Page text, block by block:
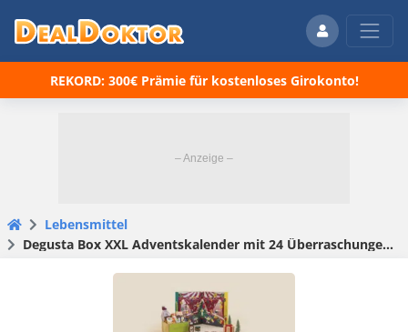
REKORD: 300€ Prämie für kostenloses Girokonto!
Lebensmittel
Degusta Box XXL Adventskalender mit 24 Überraschungen + GRATIS Degusta Box für 44,99€ (statt 61€)